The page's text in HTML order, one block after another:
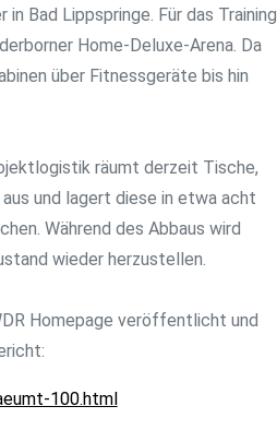
Bad Lippspringe. Für das Training
Home-Deluxe-Arena. Da
über Fitnessgeräte bis hin
räumt derzeit Tische,
und lagert diese in etwa acht
Während des Abbaus wird
wieder herzustellen.
Homepage veröffentlicht und
100.html